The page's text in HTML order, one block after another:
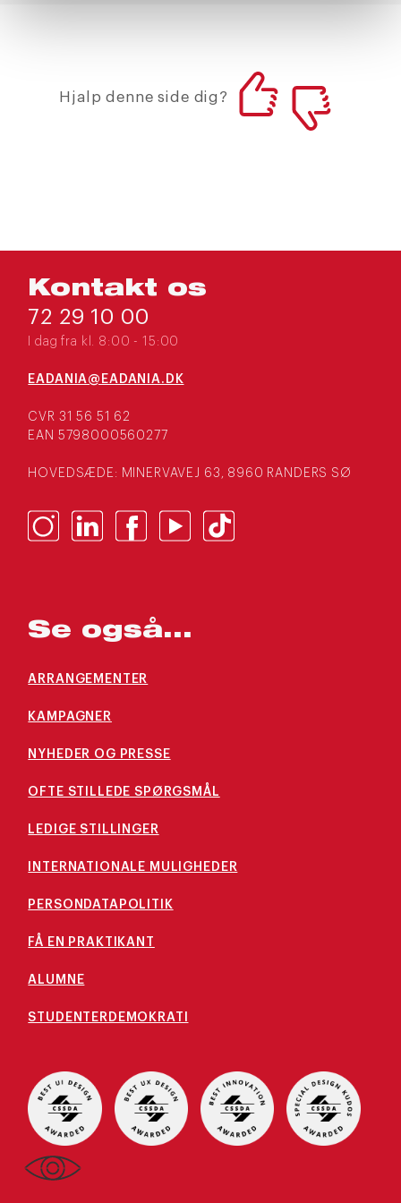
Hjalp denne side dig?
Kontakt os
72 29 10 00
I dag fra kl. 8:00 - 15:00
EADANIA@EADANIA.DK
CVR 31 56 51 62
EAN 5798000560277
HOVEDSÆDE: MINERVAVEJ 63, 8960 RANDERS SØ
Se også...
ARRANGEMENTER
KAMPAGNER
NYHEDER OG PRESSE
OFTE STILLEDE SPØRGSMÅL
LEDIGE STILLINGER
INTERNATIONALE MULIGHEDER
PERSONDATAPOLITIK
FÅ EN PRAKTIKANT
ALUMNE
STUDENTERDEMOKRATI